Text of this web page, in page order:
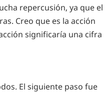
repercusión, ya que el
Creo que es la acción
significaría una cifra
El siguiente paso fue